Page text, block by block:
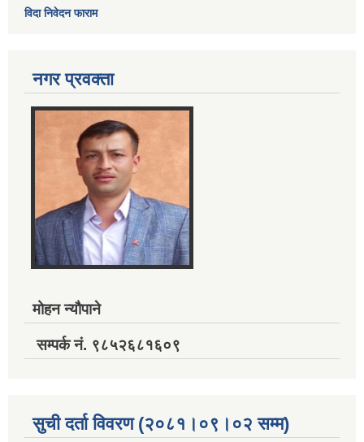
विदा निवेदन फाराम
नगर प्रवक्ता
मोहन न्यौपाने
सम्पर्क नं. ९८५२६८१६०९
सुची दर्ता विवरण (२०८१।०९।०२ सम्म)